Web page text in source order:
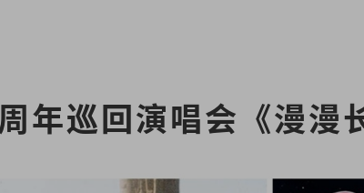
年巡回演唱会《漫漫